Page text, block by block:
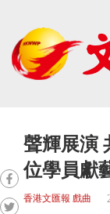
聲輝展演
位學員獻
香港文匯報 戲曲